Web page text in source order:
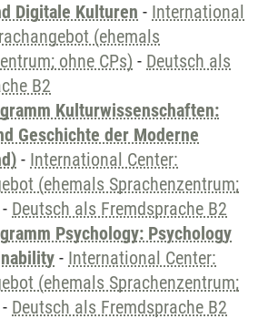
Digitale Kulturen - International
(ehemals
ohne CPs) - Deutsch als
B2
Kulturwissenschaften:
Geschichte der Moderne
- International Center:
(ehemals Sprachenzentrum;
- Deutsch als Fremdsprache B2
Psychology: Psychology
- International Center:
(ehemals Sprachenzentrum;
- Deutsch als Fremdsprache B2